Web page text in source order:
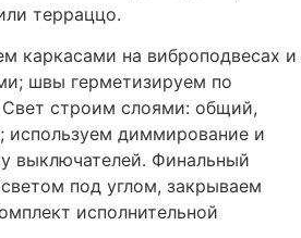
терраццо.
каркасами на виброподвесах и
швы герметизируем по
Свет строим слоями: общий,
используем диммирование и
выключателей. Финальный
под углом, закрываем
исполнительной